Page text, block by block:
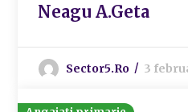
Neagu A.Geta
Sector5.ro 3